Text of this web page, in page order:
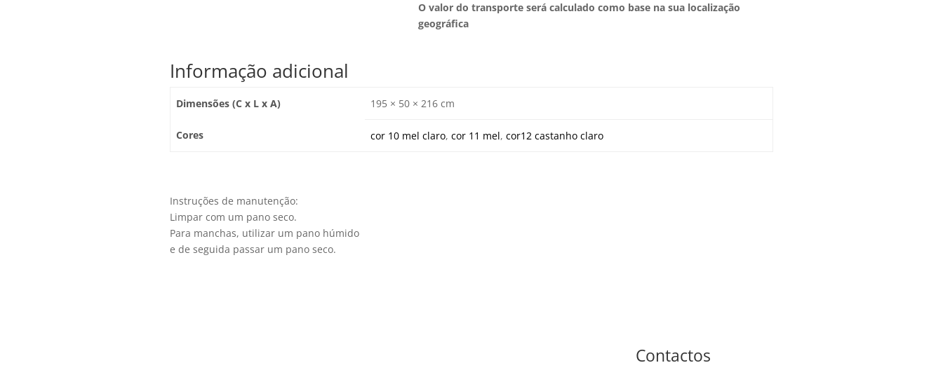
O valor do transporte será calculado como base na sua localização
geográfica
Informação adicional
Dimensões (C x L x A) 195 × 50 × 216 cm
Cores cor 10 mel claro,cor 11 mel,cor12 castanho claro
Instruções de manutenção:
Limpar com um pano seco.
Para manchas, utilizar um pano húmido
e de seguida passar um pano seco.
Contactos